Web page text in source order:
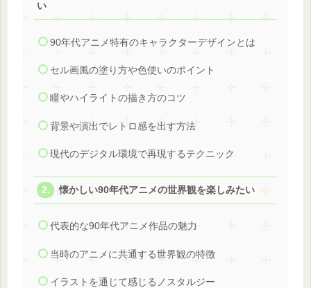
い
90年代アニメ特有のキャラクターデザインとは
セル画風の塗り方や色使いのポイント
瞳やハイライトの描き方のコツ
背景や演出でレトロ感を出す方法
現代のデジタル環境で再現するテクニック
懐かしい90年代アニメの世界観を楽しみたい
代表的な90年代アニメ作品の魅力
当時のアニメに共通する世界観の特徴
イラストを通じて感じるノスタルジー